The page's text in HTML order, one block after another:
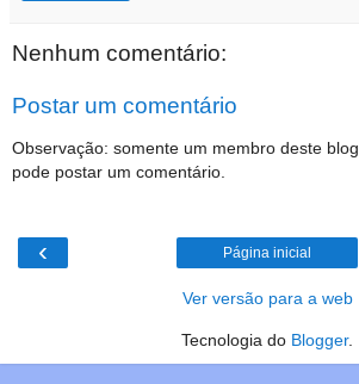
Nenhum comentário:
Postar um comentário
Observação: somente um membro deste blog
pode postar um comentário.
‹ Página inicial
Ver versão para a web
Tecnologia do Blogger.